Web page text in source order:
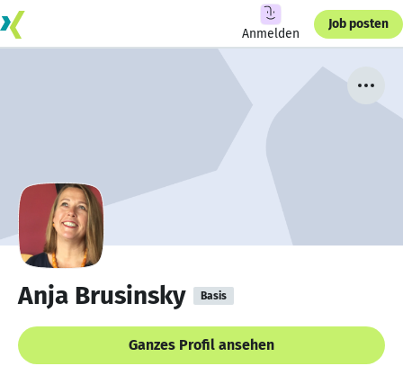
Anmelden
Job posten
Anja Brusinsky Basis
Ganzes Profil ansehen